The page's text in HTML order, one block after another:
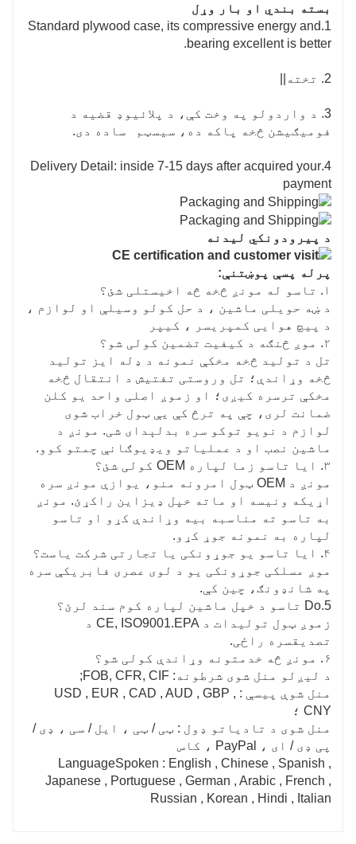
بسته بندي او بار وړل
1.Standard plywood case, its compressive energy and
bearing excellent is better.
2. تخته||
3. د واردولو په وخت کې، د پلائیوډ قضیه د
فومیګیشن څخه پاکه ده، سیسټم ساده دی.
4.Delivery Detail: inside 7-15 days after acquired your
payment
د پیرودونکي لیدنه
پرله پسې پوښتنې:
۱. تاسو له مونږ څخه څه اخیستلی شئ؟
د ښه حویلی ماشین ، د حل کولو وسیلې او لوازم ،
د پیچ هوایی کمپریسر ، کیپر
۲. موږ څنګه د کیفیت تضمین کولی شو؟
تل د تولید څخه مخکې نمونه د ډله ایز تولید
څخه وړاندې؛ تل وروستی تفتیش د انتقال څخه
مخکې ترسره کیږی؛ او زموږ اصلی واحد یو کلن
ضمانت لری، چې په ترڅ کې یې ټول خراب شوی
لوازم د نویو توکو سره بدلېدای شی. مونږ د
ماشین نصب او د عملیاتو ویډیوګانې چمتو کوو.
۳. ایا تاسو زما لپاره OEM کولی شئ؟
مونږ د OEM ټول امرونه منو، یوازې مونږ سره
اړیکه ونیسه او ماته خپل ډیزاین راکړئ. مونږ
به تاسو ته مناسبه بیه وړاندې کړو او تاسو
لپاره به نمونه جوړ کړو.
۴. ایا تاسو یو جوړونکی یا تجارتی شرکت یاست؟
موږ مسلکی جوړونکی یو د لوی عصری فابریکې سره
په شانډونګ، چین کې.
5.Do تاسو د خپل ماشین لپاره کوم سند لرئ؟
زموږ ټول تولیدات د CE, ISO9001.EPA د
تصدیقسره راځی.
۶. مونږ څه خدمتونه وړاندې کولی شو؟
د لیږلو منل شوی شرطونه: FOB, CFR, CIF;
منل شوې پیسې : USD , EUR , CAD , AUD , GBP ,
CNY ؛
منل شوی د تادیاتو ډول : ټی / ټی ، ایل / سی ، ډی /
پی ډی / ای ، PayPal ، کاس
LanguageSpoken : English , Chinese , Spanish ,
Japanese , Portuguese , German , Arabic , French ,
Russian , Korean , Hindi , Italian